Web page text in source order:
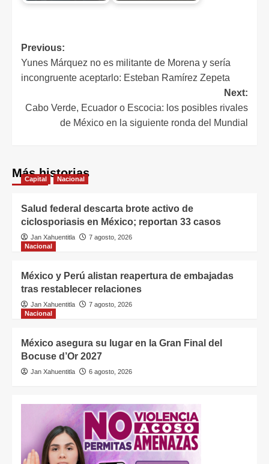
Previous:
Yunes Márquez no es militante de Morena y sería
incongruente aceptarlo: Esteban Ramírez Zepeta
Next:
Cabo Verde, Ecuador o Escocia: los posibles rivales
de México en la siguiente ronda del Mundial
Más historias
Capital Nacional
Salud federal descarta brote activo de
ciclosporiasis en México; reportan 33 casos
Jan Xahuentitla
7 agosto, 2026
Nacional
México y Perú alistan reapertura de embajadas
tras restablecer relaciones
Jan Xahuentitla
7 agosto, 2026
Nacional
México asegura su lugar en la Gran Final del
Bocuse d’Or 2027
Jan Xahuentitla 6 agosto, 2026